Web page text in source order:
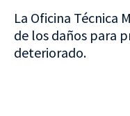
La Oficina Técnica
de los daños para
deteriorado.